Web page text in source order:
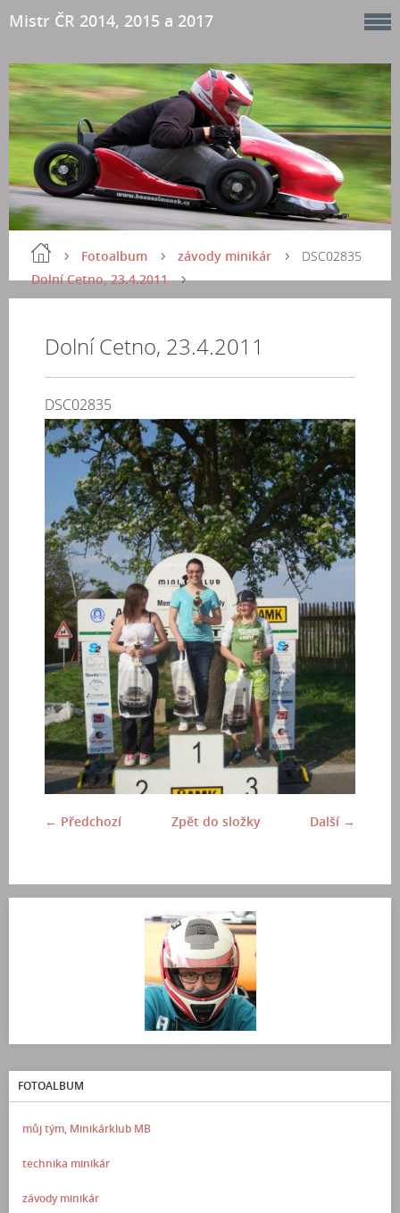
Mistr ČR 2014, 2015 a 2017
Fotoalbum
závody minikár
Dolní Cetno, 23.4.2011
DSC02835
Dolní Cetno, 23.4.2011
DSC02835
← Předchozí Další →
Zpět do složky
FOTOALBUM
můj tým, Minikárklub MB
technika minikár
závody minikár